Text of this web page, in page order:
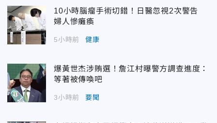
10小時腦瘤手術切錯！日醫忽視2次警告
婦人慘癱瘓
5小時前 健康
爆黃世杰涉賄選！詹江村曝警方調查進度：
等著被傳喚吧
3小時前 要聞